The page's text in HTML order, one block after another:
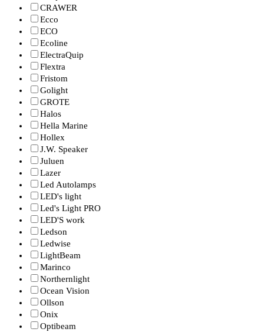
CRAWER
Ecco
ECO
Ecoline
ElectraQuip
Flextra
Fristom
Golight
GROTE
Halos
Hella Marine
Hollex
J.W. Speaker
Juluen
Lazer
Led Autolamps
LED's light
Led's Light PRO
LED'S work
Ledson
Ledwise
LightBeam
Marinco
Northernlight
Ocean Vision
Ollson
Onix
Optibeam